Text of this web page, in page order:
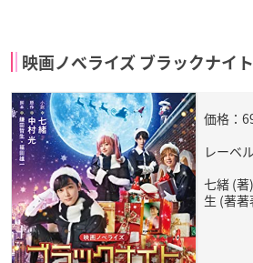
映画ノベライズ ブラックナイ
価格：
レーベ
七緒 (
生 (著